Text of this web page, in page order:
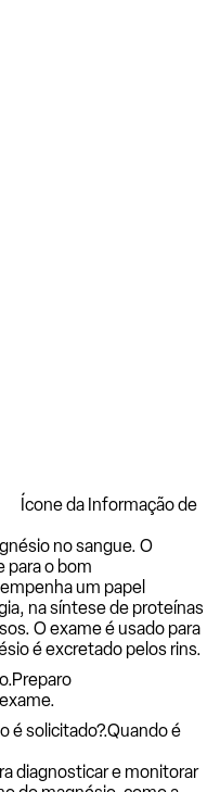
Ícone da Informação de
no sangue. O
para o bom
um papel
na síntese de proteínas
O exame é usado para
é excretado pelos rins.
Preparo
é solicitado?.Quando é
diagnosticar e monitorar